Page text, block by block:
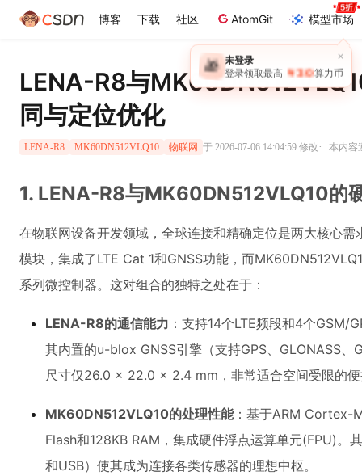
博客 下载 社区 AtomGit 模型市场
×
🎁 未登录
登录领取最高 ￥30 算力币
LENA-R8与
同与定位优化
LENA-R8 MK60DN512VLQ10 物联网 于 2026-07-06 14:04:59 修改· 本内容
1. LENA-R8与MK60DN512VLQ10的
在物联网设备开发领域，全球连接和精确定位是两大核心
模块，集成了LTE Cat 1和GNSS功能，而
系列微控制器。这对组合的独特之处在于：
LENA-R8的通信能力 ：支持14个LTE频段和4个GSM/
其内置的u-blox GNSS引擎（支持GPS、GLONASS
尺寸仅26.0 × 22.0 × 2.4 mm，非常适合空间受限的
MK60DN512VLQ10的处理性能：基于ARM Cortex-
Flash和128KB RAM，集成硬件浮点运算单元(FPU)。
和USB）使其成为连接各类传感器的理想中枢。